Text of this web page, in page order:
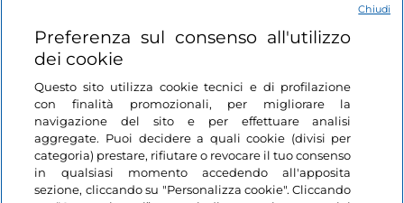
Login
Restiamo in contatto
Preferenza sul consenso all'utilizzo
dei cookie
Questo sito utilizza cookie tecnici e di profilazione
con finalità promozionali, per migliorare la
navigazione del sito e per effettuare analisi
aggregate. Puoi decidere a quali cookie (divisi per
categoria) prestare, rifiutare o revocare il tuo consenso
in qualsiasi momento accedendo all'apposita
sezione, cliccando su "Personalizza cookie". Cliccando
Chiudi